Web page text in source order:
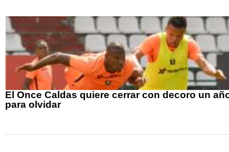
El Once Caldas quiere cerrar con decoro un
para olvidar